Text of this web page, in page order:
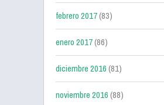
febrero 2017(83)
enero 2017(86)
diciembre 2016(81)
noviembre 2016(88)